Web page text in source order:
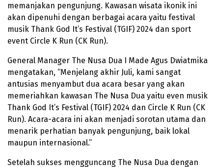
memanjakan pengunjung. Kawasan wisata ikonik ini
akan dipenuhi dengan berbagai acara yaitu festival
musik Thank God It’s Festival (TGIF) 2024 dan sport
event Circle K Run (CK Run).
General Manager The Nusa Dua I Made Agus Dwiatmika
mengatakan, “Menjelang akhir Juli, kami sangat
antusias menyambut dua acara besar yang akan
memeriahkan kawasan The Nusa Dua yaitu even musik
Thank God It’s Festival (TGIF) 2024 dan Circle K Run (CK
Run). Acara-acara ini akan menjadi sorotan utama dan
menarik perhatian banyak pengunjung, baik lokal
maupun internasional.”
Setelah sukses mengguncang The Nusa Dua dengan